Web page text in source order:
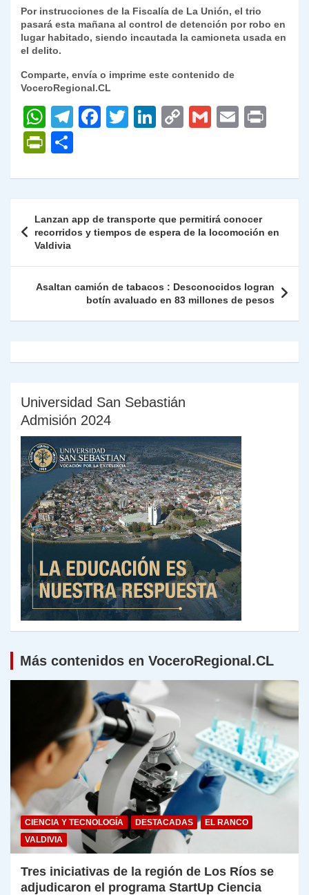
Por instrucciones de la Fiscalía de La Unión, el trio
pasará esta mañana al control de detención por robo en
lugar habitado, siendo incautada la camioneta usada en
el delito.
Comparte, envía o imprime este contenido de
VoceroRegional.CL
W
h
at
s
p
p
T
gr
m
F
e
o
k
T
er
Li
e
n
C
y
n
G
l
E
l
P
nt
ie
n
dl
y
m
ar
de
entradas
Lanzan app de transporte que permitirá conocer
recorridos y tiempos de espera de la locomoción en
Valdivia
Asaltan camión de tabacos : Desconocidos logran
botín avaluado en 83 millones de pesos
Universidad San Sebastián
Admisión 2024
Más contenidos en VoceroRegional.CL
CIENCIA Y TECNOLOGÍA DESTACADAS
EL RANCO
VALDIVIA
Tres iniciativas de la región de Los Ríos se
adjudicaron el programa StartUp Ciencia